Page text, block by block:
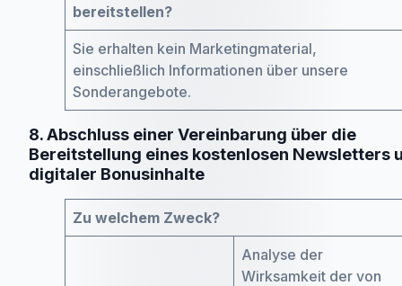
bereitstellen?
Sie erhalten kein Marketingmaterial,
einschließlich Informationen über unsere
Sonderangebote.
8. Abschluss einer Vereinbarung über die
Bereitstellung eines kostenlosen Newsletters
digitaler Bonusinhalte
Zu welchem Zweck?
Analyse der
Wirksamkeit der von